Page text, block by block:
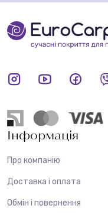
Інформація
Про компанію
Доставка і оплата
Обмін і повернення